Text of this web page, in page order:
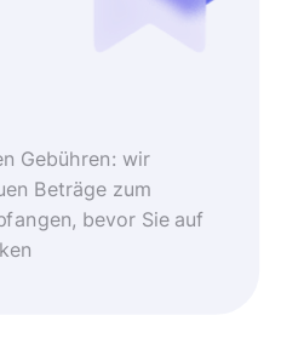
Gebühren: wir
Beträge zum
bevor Sie auf